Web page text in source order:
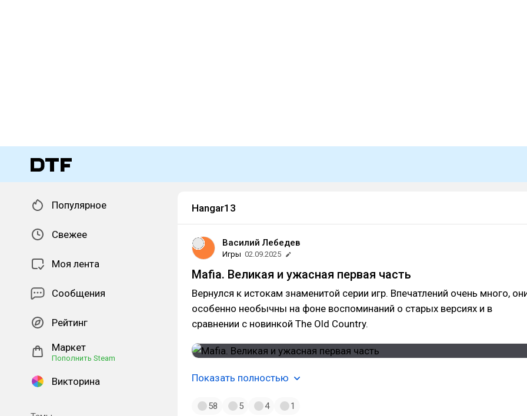
Популярное
Свежее
Моя лента
Сообщения
Рейтинг
Маркет
Пополнить Steam
Викторина
Hangar13
Василий Лебедев
Игры 02.09.2025
Mafia. Великая и ужасная первая часть
Вернулся к истокам знаменитой серии игр. Впечатлений очень много,
особенно необычны на фоне воспоминаний о старых версиях и в
сравнении с новинкой The Old Country.
Показать полностью
58 5 4 1